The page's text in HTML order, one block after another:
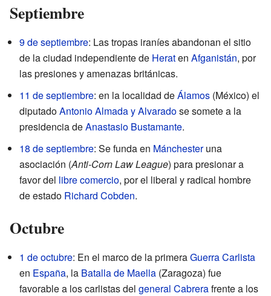
Septiembre
9 de septiembre: Las tropas iraníes abandonan el sitio
de la ciudad independiente de Heraten Afganistán, por
las presiones y amenazas británicas.
11 de septiembre: en la localidad deÁlamos (México) el
diputadoAntonio Almada y Alvaradose somete a la
presidencia deAnastasio Bustamante.
18 de septiembre: Se funda en Mánchesteruna
asociación (Anti-Corn Law League) para presionar a
favor del libre comercio, por el liberal y radical hombre
de estado Richard Cobden.
Octubre
1 de octubre: En el marco de la primeraGuerra Carlista
en España, la Batalla de Maella (Zaragoza) fue
favorable a los carlistas del general Cabrerafrente a los